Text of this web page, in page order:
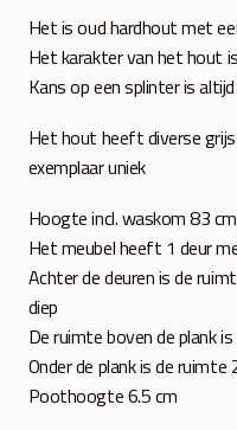
Het is oud hardhout met
Het karakter van het hout
Kans op een splinter is
Het hout heeft diverse
exemplaar uniek
Hoogte incl. waskom 83
Het meubel heeft 1 deur
Achter de deuren is de
diep
De ruimte boven de plank
Onder de plank is de
Poothoogte 6.5 cm